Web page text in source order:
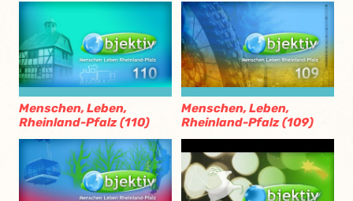
Menschen, Leben,
Rheinland-Pfalz (110)
Menschen, Leben,
Rheinland-Pfalz (109)